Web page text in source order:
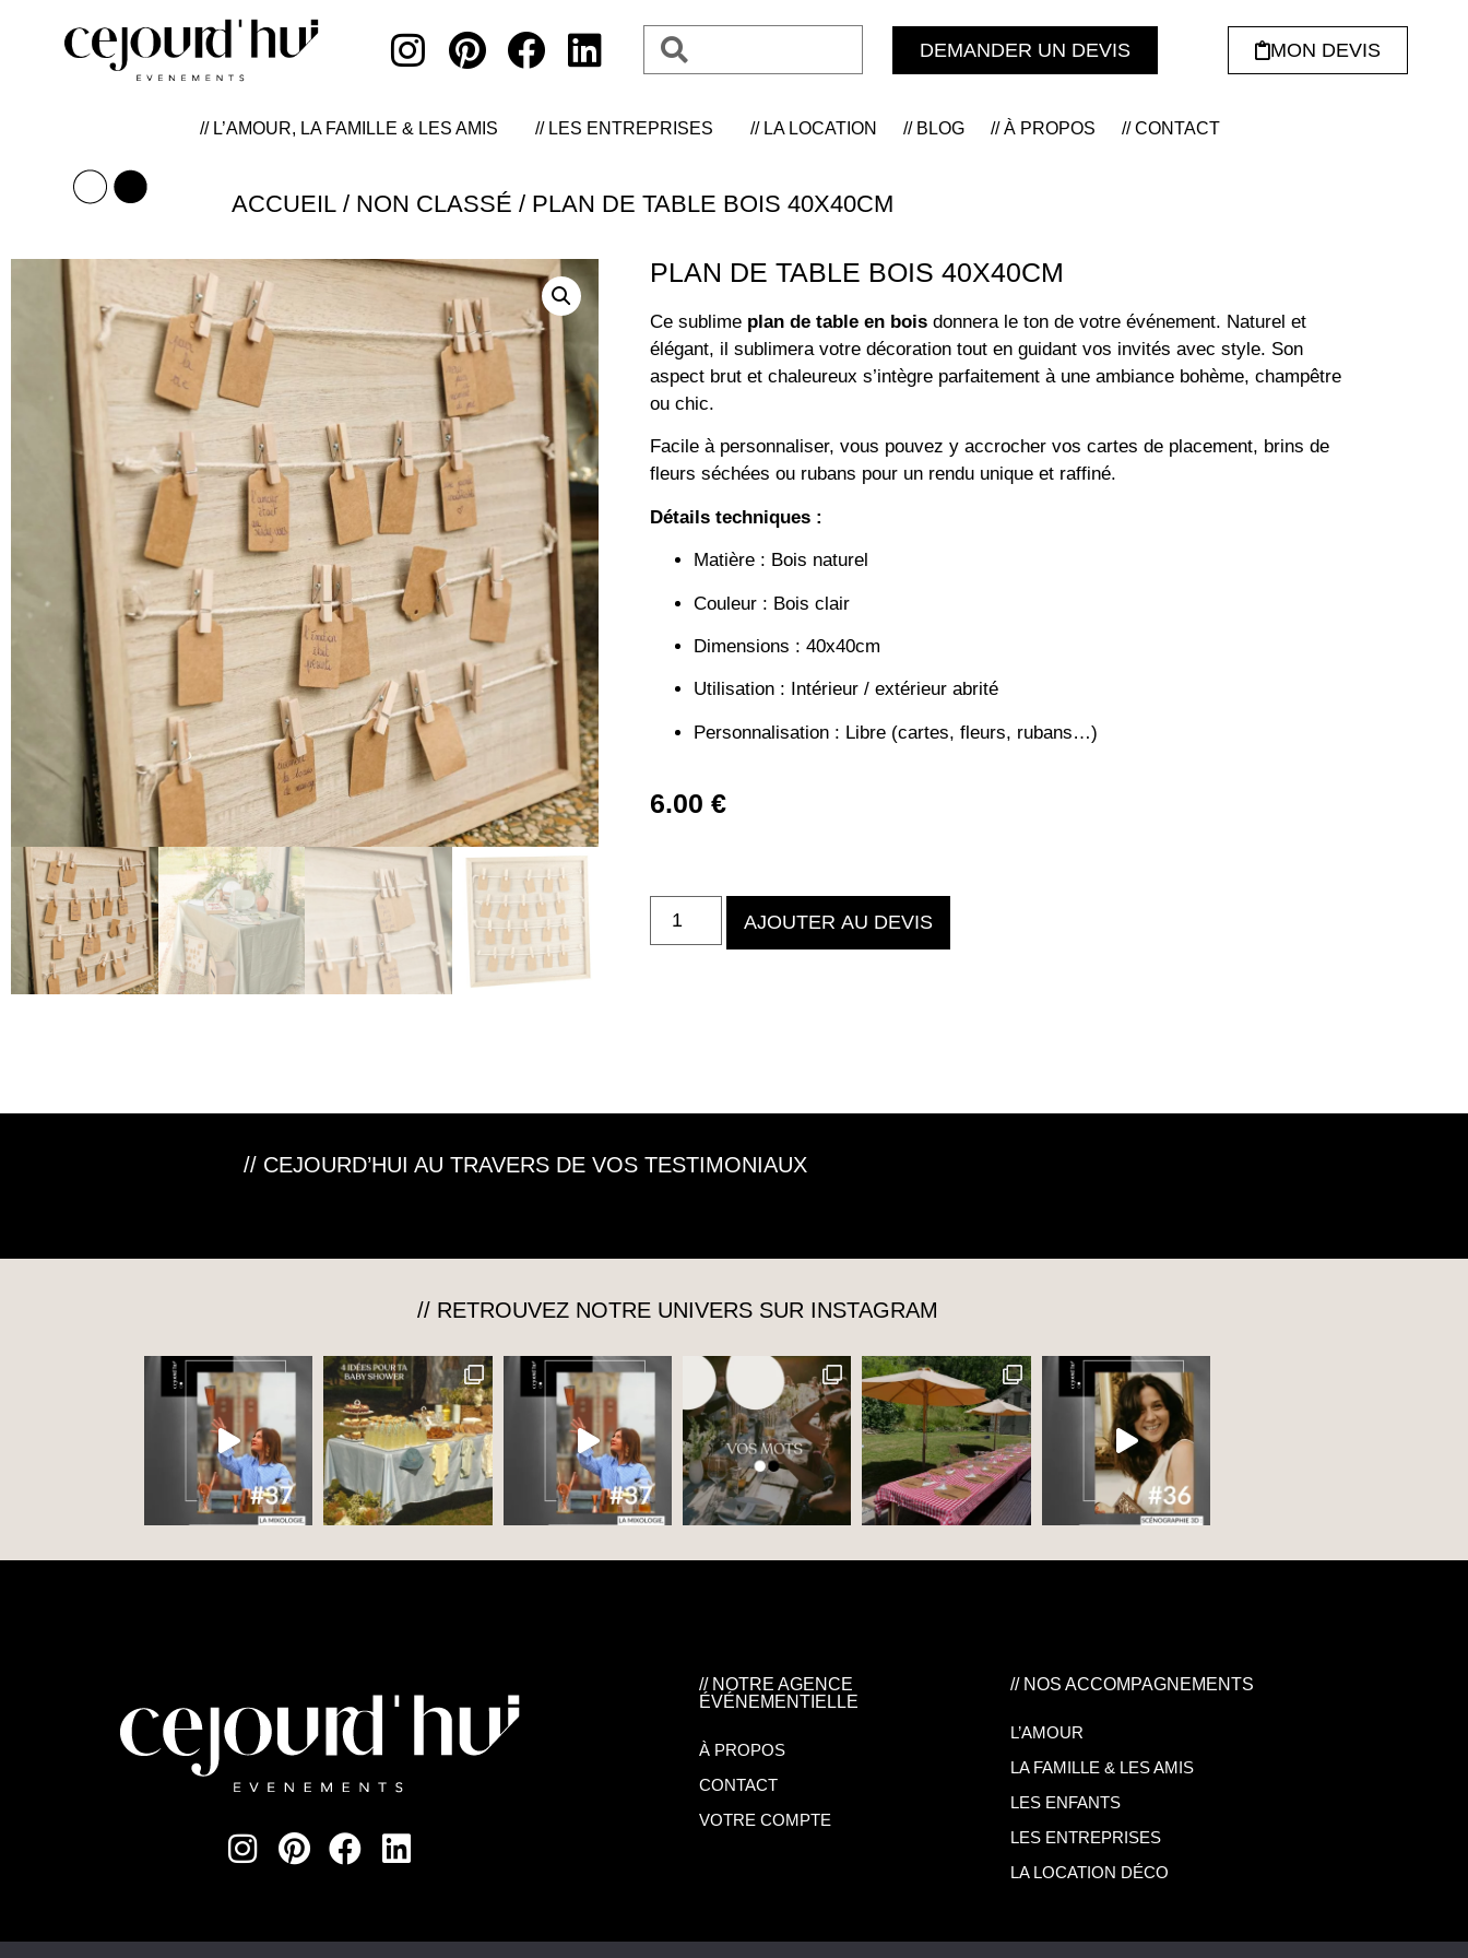
DEMANDER UN DEVIS MON DEVIS
// L’AMOUR, LA FAMILLE & LES AMIS // LES ENTREPRISES // LA LOCATION // BLOG // À PROPOS // CONTACT
ACCUEIL/ NON CLASSÉ / PLAN DE TABLE BOIS 40X40CM
PLAN DE TABLE BOIS 40X40CM
Ce sublime plan de table en bois donnera le ton de votre événement. Naturel et
élégant, il sublimera votre décoration tout en guidant vos invités avec style. Son
aspect brut et chaleureux s’intègre parfaitement à une ambiance bohème, champêtre
ou chic.
Facile à personnaliser, vous pouvez y accrocher vos cartes de placement, brins de
fleurs séchées ou rubans pour un rendu unique et raffiné.
Détails techniques :
Matière : Bois naturel
Couleur : Bois clair
Dimensions : 40x40cm
Utilisation : Intérieur / extérieur abrité
Personnalisation : Libre (cartes, fleurs, rubans…)
6.00€
AJOUTER AU DEVIS
// CEJOURD’HUI AU TRAVERS DE VOS TESTIMONIAUX
// RETROUVEZ NOTRE UNIVERS SUR INSTAGRAM
// NOTRE AGENCE
ÉVÉNEMENTIELLE
À PROPOS
CONTACT
VOTRE COMPTE
// NOS ACCOMPAGNEMENTS
L’AMOUR
LA FAMILLE & LES AMIS
LES ENFANTS
LES ENTREPRISES
LA LOCATION DÉCO